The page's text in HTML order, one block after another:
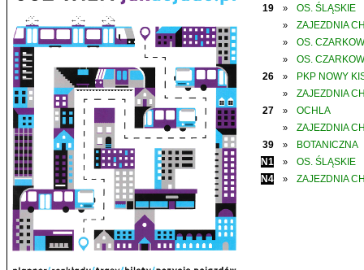
19
» OS. ŚLĄSKIE
» ZAJEZDNIA
» OS.
»
OS.
26
» PKP NOWY
»
ZAJEZDNIA
27
» OCHLA
»
ZAJEZDNIA
39
»
BOTANICZNA
N1
»
OS. ŚLĄSKIE
N4
» ZAJEZDNIA